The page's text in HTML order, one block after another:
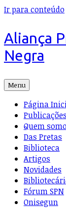
Ir para conteúdo
Aliança
Negra
Menu
Página
Publicações
Quem
Das Pretas
Biblioteca
Artigos
Novidades
Fórum SPN
Onisegun